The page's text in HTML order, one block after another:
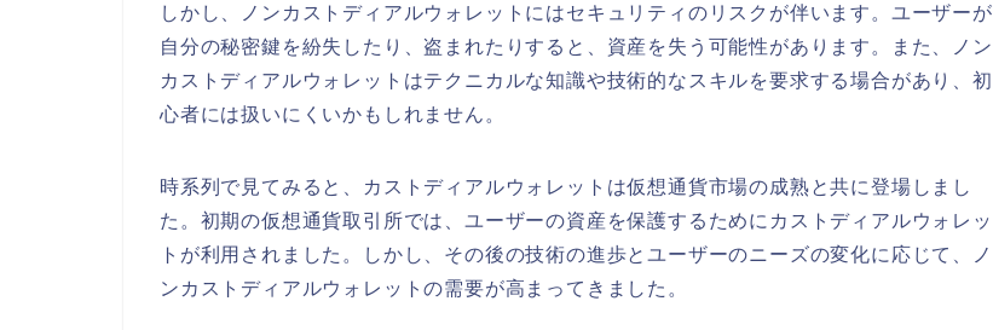
しかし、ノンカストディアルウォレットにはセキュリティのリスクが伴います。ユーザーが
自分の秘密鍵を紛失したり、盗まれたりすると、資産を失う可能性があります。また、ノン
カストディアルウォレットはテクニカルな知識や技術的なスキルを要求する場合があり、初
心者には扱いにくいかもしれません。
時系列で見てみると、カストディアルウォレットは仮想通貨市場の成熟と共に登場しまし
た。初期の仮想通貨取引所では、ユーザーの資産を保護するためにカストディアルウォレッ
トが利用されました。しかし、その後の技術の進歩とユーザーのニーズの変化に応じて、ノ
ンカストディアルウォレットの需要が高まってきました。